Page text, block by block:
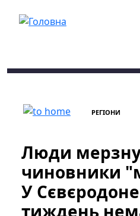
РЕГІОНИ
Люди
чиновники
У
тиждень